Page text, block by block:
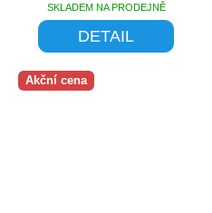
SKLADEM NA PRODEJNĚ
DETAIL
Akční cena